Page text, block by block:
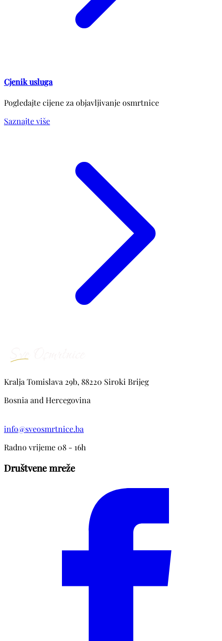
Cjenik usluga
Pogledajte cijene za objavljivanje osmrtnice
Saznajte više
Kralja Tomislava 29b, 88220 Siroki Brijeg
Bosnia and Hercegovina
info@sveosmrtnice.ba
Radno vrijeme 08 - 16h
Društvene mreže